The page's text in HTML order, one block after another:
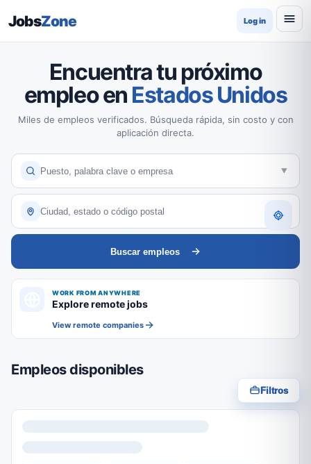
JobsZone Log in
Encuentra tu próximo
empleo en Estados Unidos
Miles de empleos verificados. Búsqueda rápida, sin costo y con
aplicación directa.
Buscar empleos
WORK FROM ANYWHERE
Explore remote jobs
View remote companies
Empleos disponibles
Filtros